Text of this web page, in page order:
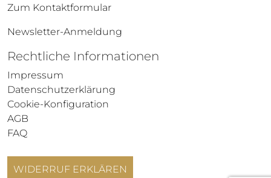
Zum Kontaktformular
Newsletter-Anmeldung
Rechtliche Informationen
Impressum
Datenschutzerklärung
Cookie-Konfiguration
AGB
FAQ
WIDERRUF ERKLÄREN